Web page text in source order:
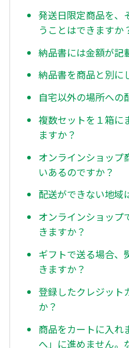
発送日限定商品を、
うことはできますか
納品書には金額が記
納品書を商品と別に
自宅以外の場所への
複数セットを１箱に
ますか？
オンラインショップ
いあるのですか？
配送ができない地域
オンラインショップ
きますか？
ギフトで送る場合、
きますか？
登録したクレジット
か？
商品をカートに入れ
へ」に進めません。